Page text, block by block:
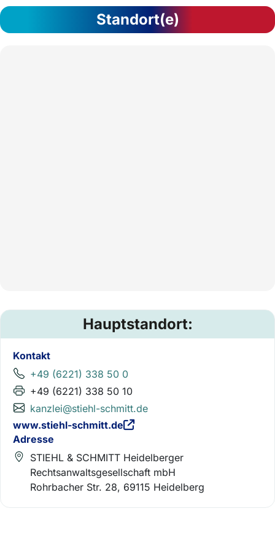
Standort(e)
Hauptstandort:
Kontakt
+49 (6221) 338 50 0
+49 (6221) 338 50 10
kanzlei@stiehl-schmitt.de
www.stiehl-schmitt.de
Adresse
STIEHL & SCHMITT Heidelberger
Rechtsanwaltsgesellschaft mbH
Rohrbacher Str. 28, 69115 Heidelberg